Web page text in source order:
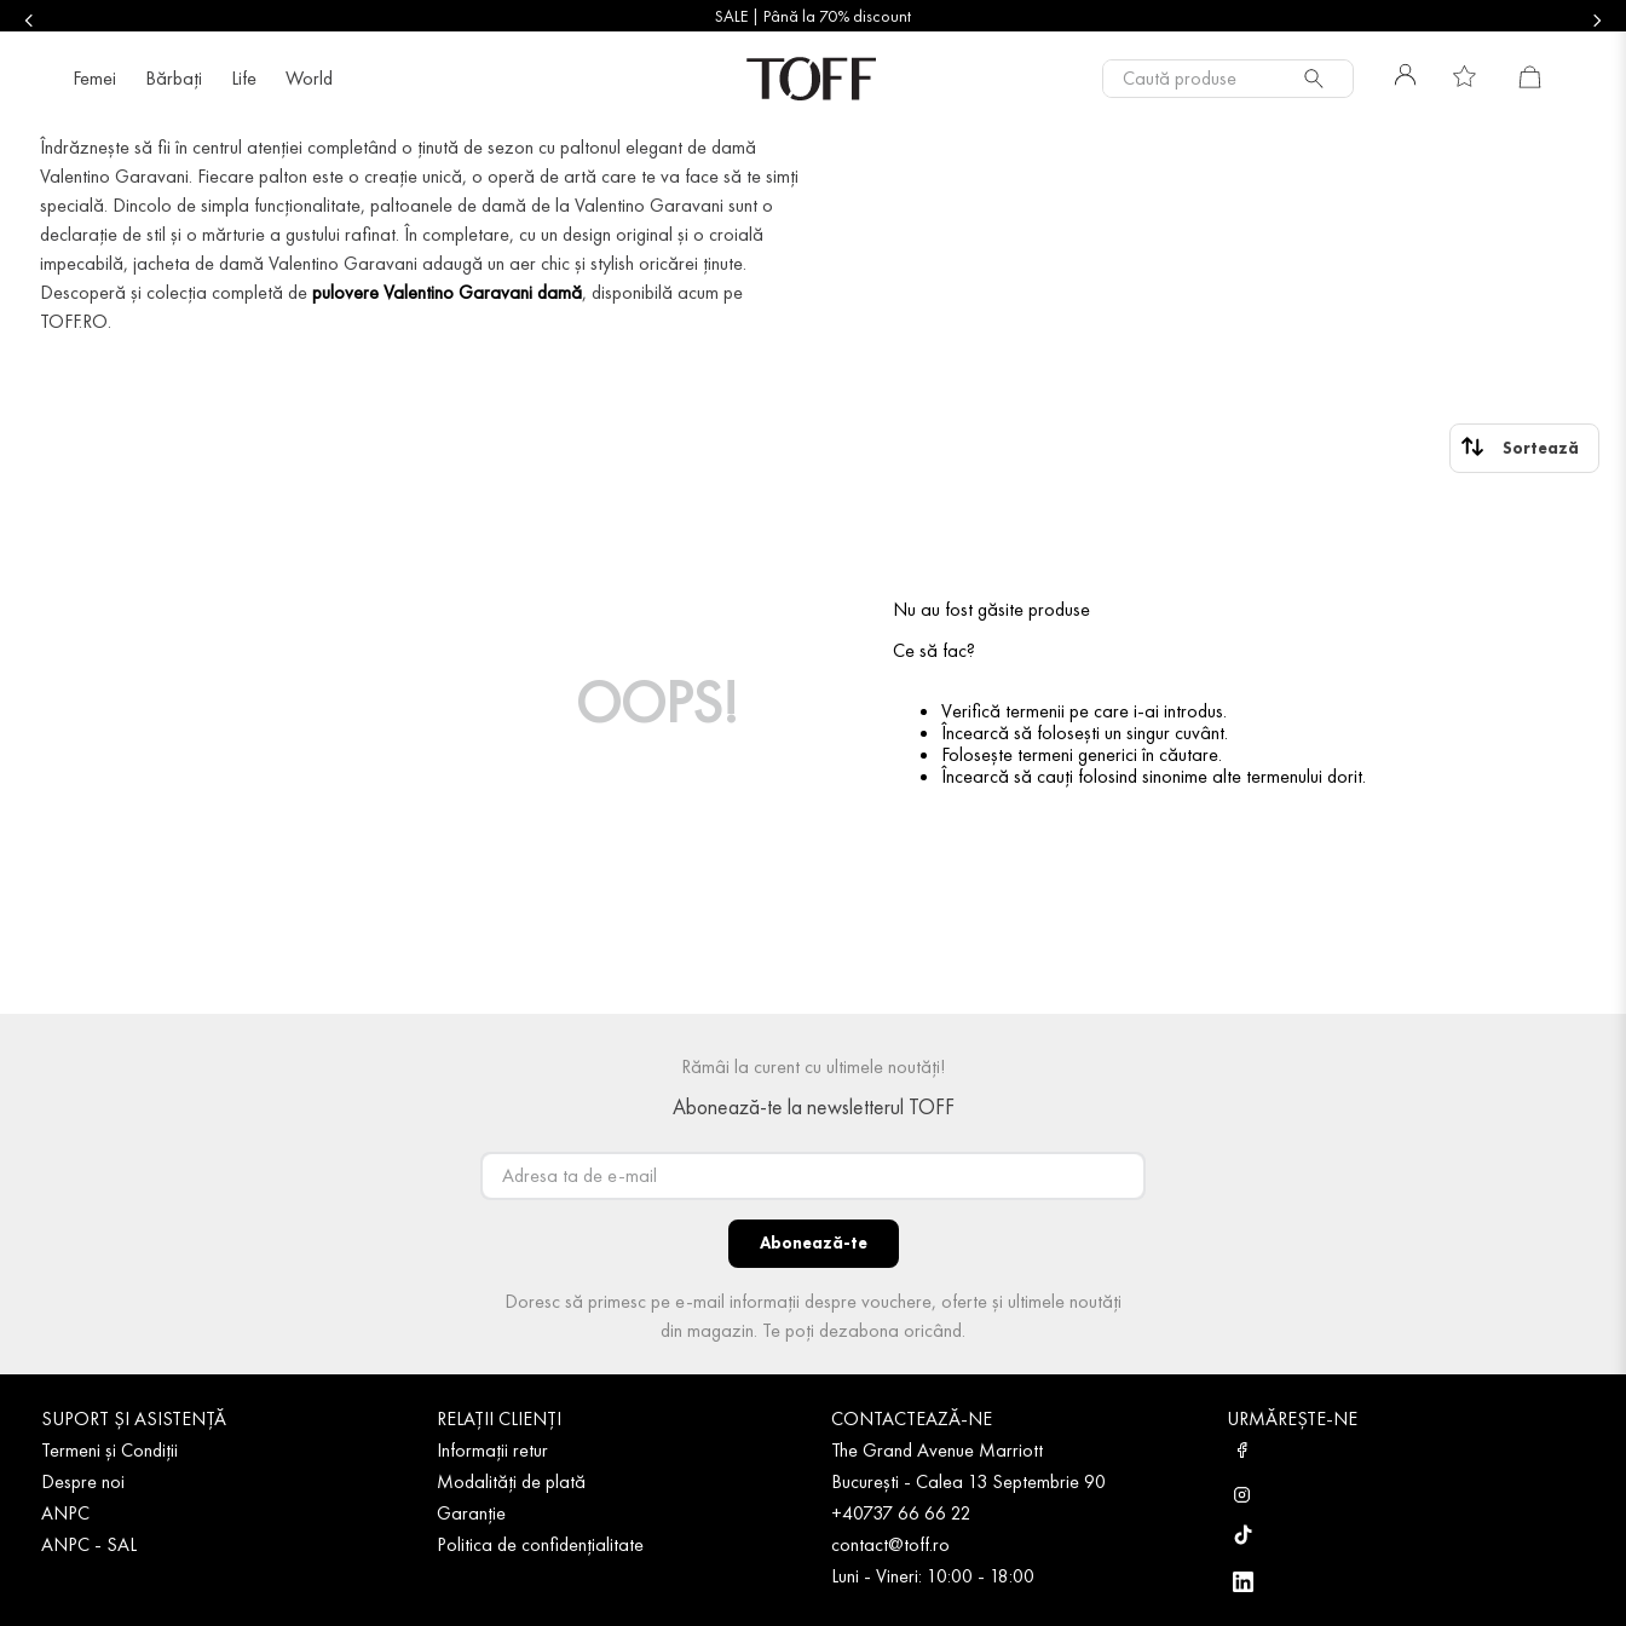
SALE | Până la 70% discount
Femei Bărbați Life World Caută produse
Îndrăznește să fii în centrul atenției completând o ținută de sezon cu paltonul elegant de damă
Valentino Garavani. Fiecare palton este o creație unică, o operă de artă care te va face să te simți
specială. Dincolo de simpla funcționalitate, paltoanele de damă de la Valentino Garavani sunt o
declarație de stil și o mărturie a gustului rafinat. În completare, cu un design original și o croială
impecabilă, jacheta de damă Valentino Garavani adaugă un aer chic și stylish oricărei ținute.
Descoperă și colecția completă depulovere Valentino Garavani damă, disponibilă acum pe
TOFF.RO.
OOPS!
Nu au fost găsite produse
Ce să fac?
Verifică termenii pe care i-ai introdus.
Încearcă să folosești un singur cuvânt.
Folosește termeni generici în căutare.
Încearcă să cauți folosind sinonime alte termenului dorit.
Rămâi la curent cu ultimele noutăți!
Abonează-te la newsletterul TOFF
Abonează-te
Doresc să primesc pe e-mail informații despre vouchere, oferte și ultimele noutăți
din magazin. Te poți dezabona oricând.
SUPORT ȘI ASISTENȚĂ
Termeni și Condiții
Despre noi
ANPC
ANPC - SAL
RELAȚII CLIENȚI
Informații retur
Modalități de plată
Garanție
Politica de confidențialitate
CONTACTEAZĂ-NE
The Grand Avenue Marriott
București - Calea 13 Septembrie 90
+40737 66 66 22
contact@toff.ro
Luni - Vineri: 10:00 - 18:00
URMĂREȘTE-NE